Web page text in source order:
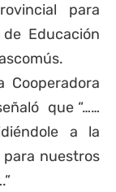
para
Educación
.
Cooperadora
que “……
a la
para nuestros